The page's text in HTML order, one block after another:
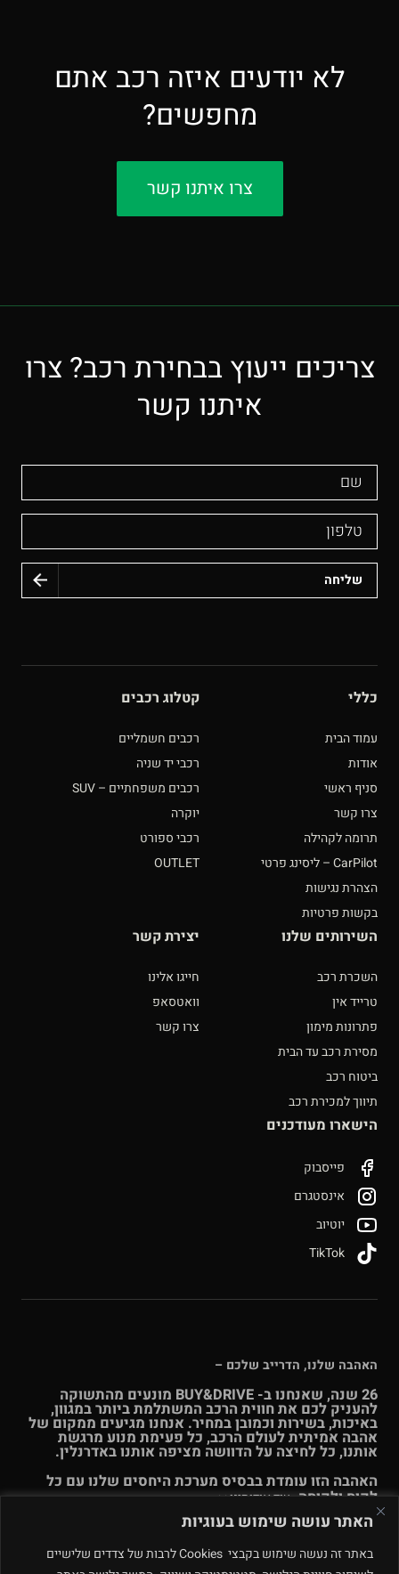
האתר עושה שימוש בעוגיות
באתר זה נעשה שימוש בקבצי Cookies לרבות של צדדים שלישיים
לא יודעים איזה רכב אתם
מחפשים?
צרו איתנו קשר
צריכים ייעוץ בבחירת רכב? צרו
איתנו קשר
כללי
עמוד הבית
אודות
סניף ראשי
צרו קשר
תרומה לקהילה
CarPilot – ליסינג פרטי
הצהרת נגישות
בקשות פרטיות
קטלוג רכבים
רכבים חשמליים
רכבי יד שניה
רכבים משפחתיים – SUV
יוקרה
רכבי ספורט
OUTLET
השירותים שלנו
השכרת רכב
טרייד אין
פתרונות מימון
מסירת רכב עד הבית
ביטוח רכב
תיווך למכירת רכב
יצירת קשר
חייגו אלינו
וואטסאפ
צרו קשר
הישארו מעודכנים
פייסבוק
אינסטגרם
יוטיוב
האהבה שלנו, הדרייב שלכם –
26 שנה, שאנחנו ב- BUY&DRIVE מונעים מהתשוקה
להעניק לכם את חווית הרכב המשתלמת ביותר במגוון,
באיכות, בשירות וכמובן במחיר. אנחנו מגיעים ממקום של
אהבה אמיתית לעולם הרכב, כל פעימת מנוע מרגשת
אותנו, כל לחיצה על הדוושה מציפה אותנו באדרנלין.
האהבה הזו עומדת בבסיס מערכת היחסים שלנו עם כל
לקוח ולקוחה.עוד אודותינו >>
© Buy & Drive 2004-2026. כל הזכויות באתר זה שמורות. |
תקנון
תנאי שימוש|מדיניות פרטיות – ינואר 2026 רחוב המלאכה 4, מתחם